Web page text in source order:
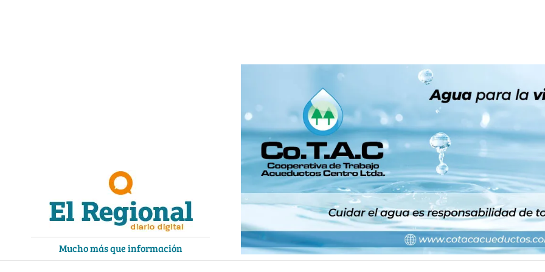
Mucho más que información